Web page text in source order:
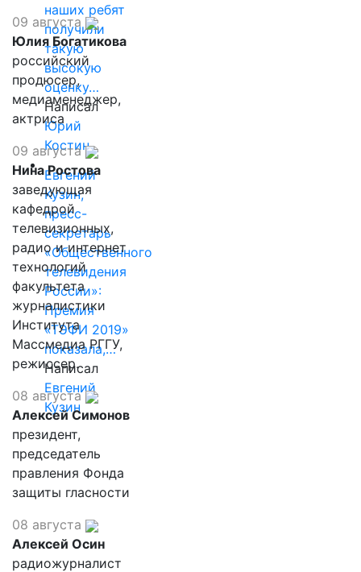
наших ребят
получили
такую
высокую
оценку…
Написал
Юрий
Костин
Евгений
Кузин,
пресс-
секретарь
«Общественного
телевидения
России»:
Премия
«ТЭФИ 2019»
показала,…
Написал
Евгений
Кузин
09 августа
Юлия Богатикова
российский
продюсер,
медиаменеджер,
актриса
09 августа
Нина Ростова
заведующая
кафедрой
телевизионных,
радио и интернет
технологий
факультета
журналистики
Института
Массмедиа РГГУ,
режиссер.
08 августа
Алексей Симонов
президент,
председатель
правления Фонда
защиты гласности
08 августа
Алексей Осин
радиожурналист